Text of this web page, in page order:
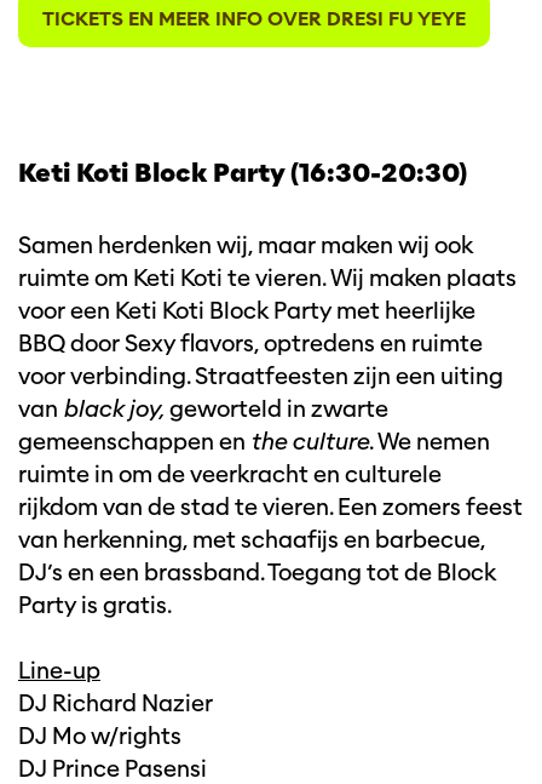
TICKETS EN MEER INFO OVER DRESI FU YEYE
Keti Koti Block Party (16:30-20:30)
Samen herdenken wij, maar maken wij ook
ruimte om Keti Koti te vieren. Wij maken plaats
voor een Keti Koti Block Party met heerlijke
BBQ door Sexy flavors, optredens en ruimte
voor verbinding. Straatfeesten zijn een uiting
van black joy, geworteld in zwarte
gemeenschappen en the culture. We nemen
ruimte in om de veerkracht en culturele
rijkdom van de stad te vieren. Een zomers feest
van herkenning, met schaafijs en barbecue,
DJ’s en een brassband. Toegang tot de Block
Party is gratis.
Line-up
DJ Richard Nazier
DJ Mo w/rights
DJ Prince Pasensi